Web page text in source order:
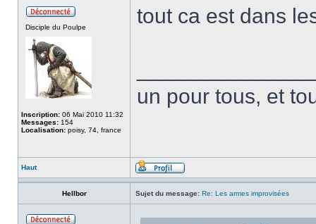
Disciple du Poulpe
Inscription: 06 Mai 2010 11:32
Messages: 154
Localisation: poisy, 74, france
tout ca est dans
un pour tous, et
Haut
Hellbor Sujet du message: Re: Les armes improvisées